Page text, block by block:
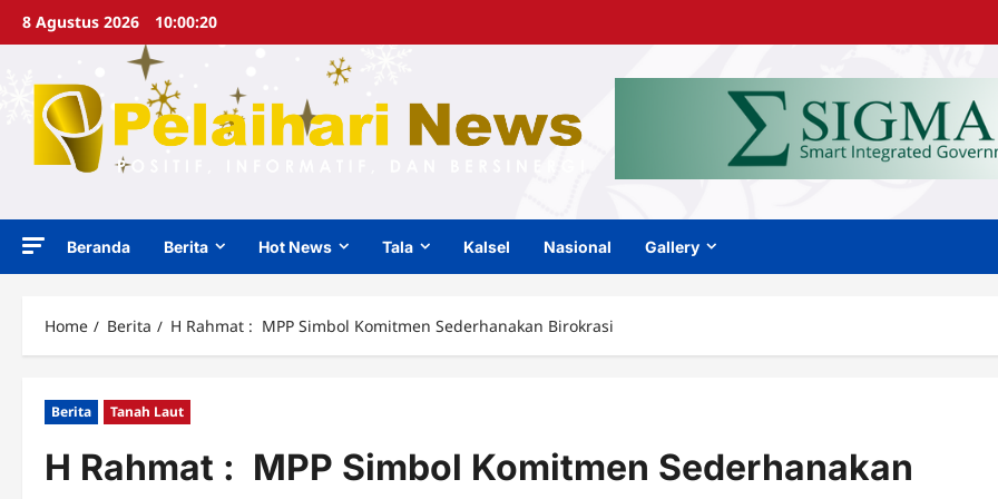
Skip8 Agustus 2026 10:00:21
Beranda Berita Hot News Tala Kalsel Nasional Gallery
Home Berita H Rahmat : MPP Simbol Komitmen Sederhanakan Birokrasi
Berita Tanah Laut
H Rahmat : MPP Simbol Komitmen Sederhanakan